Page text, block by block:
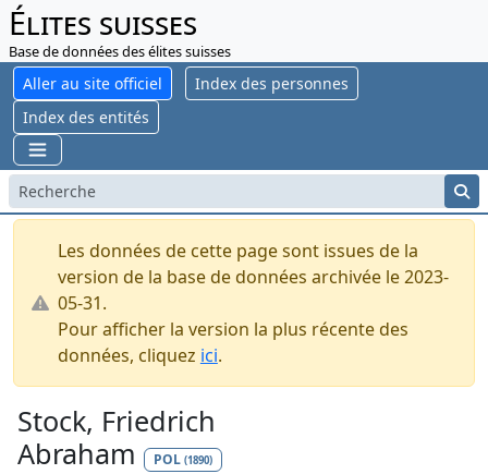
Élites suisses
Base de données des élites suisses
Aller au site officiel
Index des personnes
Index des entités
Les données de cette page sont issues de la
version de la base de données archivée le 2023-
05-31.
Pour afficher la version la plus récente des
données, cliquez ici.
Stock, Friedrich
Abraham
POL (1890)